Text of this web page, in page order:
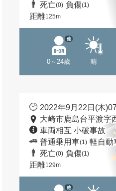
死亡(0) 負傷(1)
距離125m
0～24歳
他
晴
2022年9月22日(木
大崎市鹿島台平渡字
車両相互 小破事故
普通乗用車(1) 軽自動
死亡(0) 負傷(1)
距離129m
他